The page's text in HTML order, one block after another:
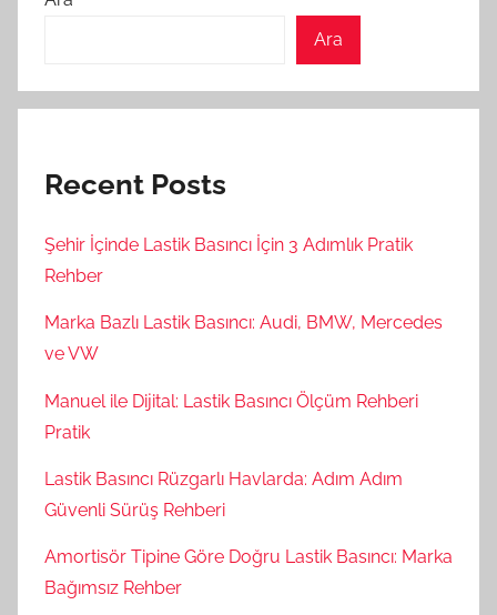
Ara
Recent Posts
Şehir İçinde Lastik Basıncı İçin 3 Adımlık Pratik
Rehber
Marka Bazlı Lastik Basıncı: Audi, BMW, Mercedes
ve VW
Manuel ile Dijital: Lastik Basıncı Ölçüm Rehberi
Pratik
Lastik Basıncı Rüzgarlı Havlarda: Adım Adım
Güvenli Sürüş Rehberi
Amortisör Tipine Göre Doğru Lastik Basıncı: Marka
Bağımsız Rehber